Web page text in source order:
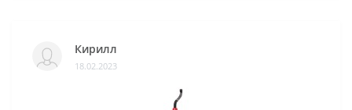
Кирилл
18.02.2023